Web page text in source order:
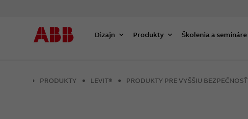
Dizajn Produkty Školenia a semináre
PRODUKTY LEVIT® PRODUKTY PRE VYŠŠIU BEZPEČNOSŤ